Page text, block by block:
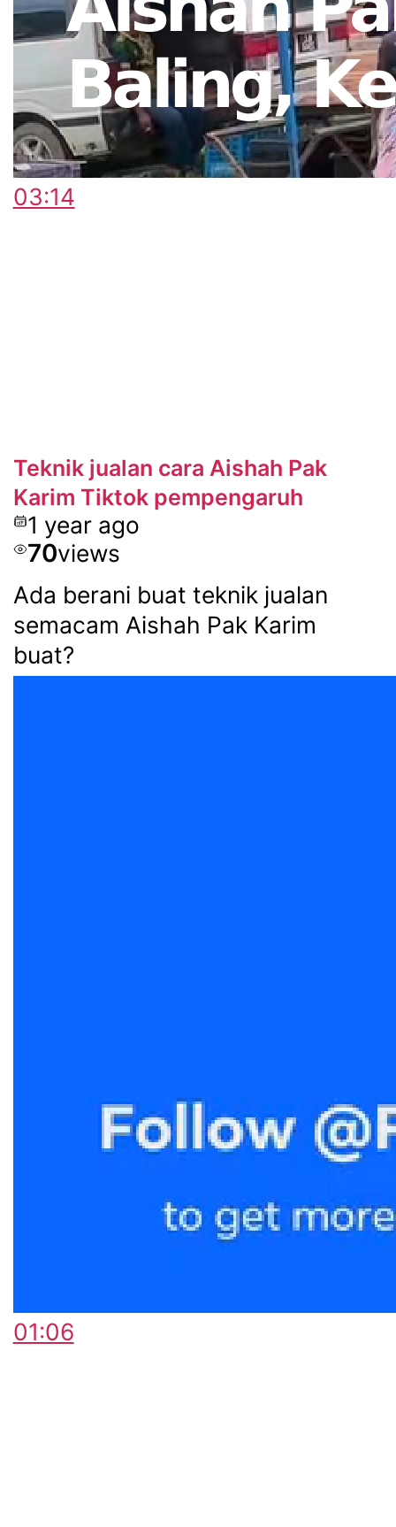
03:14
Teknik jualan cara Aishah Pak
Karim Tiktok pempengaruh
1 year ago
70views
Ada berani buat teknik jualan
semacam Aishah Pak Karim
buat?
01:06